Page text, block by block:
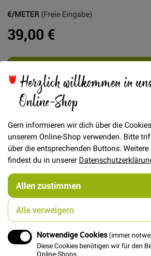
Herzlich willkommen in
Online-Shop
Gern informieren wir dich über die
unserem Online-Shop verwenden. Bitte
über die entsprechenden Buttons.
findest du in unserer
Allen zustimmen
Alle verweigern
Notwendige Cookies (immer
Diese Cookies benötigen wir für den
Online-Shops.
39,00 €
€/METER (Freie Eingabe)
Details
Merchant & Mills Dry Organic Cotton
Bio Qualität aus Großbritannien
wasserabweisender Canvas und ist sehr
verarbeitet.
Die Dry Finish Verarbeitung zeigt sich
Beschichtung ist nicht sichtbar,
Der perfekte Stoff für Tasche,